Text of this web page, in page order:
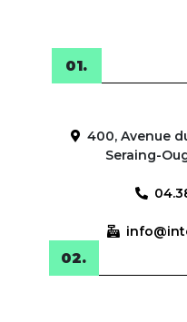
400, Avenue
Seraing-